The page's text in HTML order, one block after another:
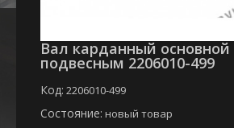
Вал карданный основной
подвесным 2206010-499
Код: 2206010-499
Состояние: новый товар